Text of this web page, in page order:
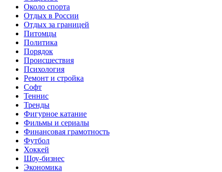
Около спорта
Отдых в России
Отдых за границей
Питомцы
Политика
Порядок
Происшествия
Психология
Ремонт и стройка
Софт
Теннис
Тренды
Фигурное катание
Фильмы и сериалы
Финансовая грамотность
Футбол
Хоккей
Шоу-бизнес
Экономика